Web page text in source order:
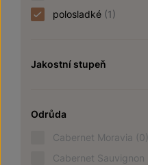
polosladké (1)
Jakostní stupeň
Odrůda
Cabernet Moravia (0)
Cabernet Sauvignon